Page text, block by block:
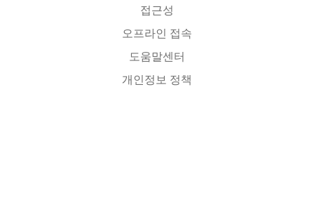
접근성
오프라인 접속
도움말센터
개인정보 정책